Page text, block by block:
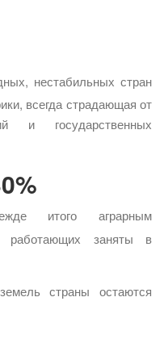
нестабильных стран
всегда страдающая от
и государственных
итого аграрным
заняты в
страны остаются